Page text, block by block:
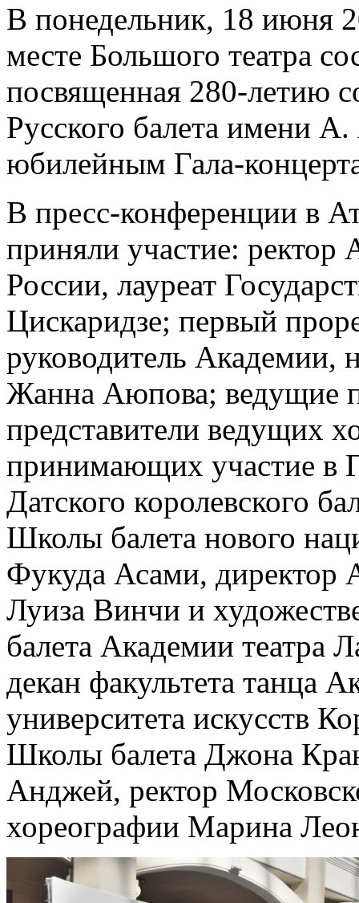
В понедельник, 18 июня
месте Большого театра
посвященная 280-летию
Русского балета имени
юбилейным Гала-
В пресс-конференции в
приняли участие: ректор
России, лауреат
Цискаридзе; первый
руководитель Академии,
Жанна Аюпова; ведущие
представители ведущих
принимающих участие в
Датского королевского
Школы балета нового
Фукуда Асами, директор
Луиза Винчи и
балета Академии театра
декан факультета танца
университета искусств
Школы балета Джона
Анджей, ректор
хореографии Марина